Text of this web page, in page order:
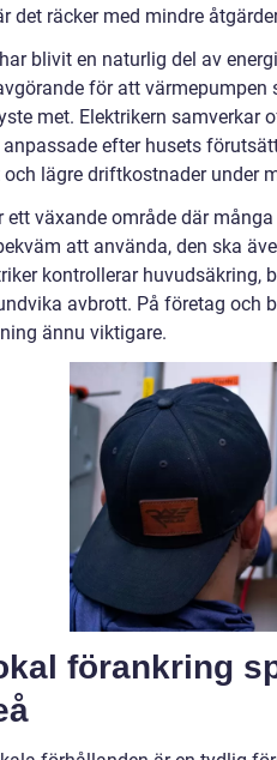
det räcker med mindre
blivit en naturlig del av
för att värmepumpen
met. Elektrikern samverkar
efter husets
lägre driftkostnader under
ett växande område där
att använda, den ska
kontrollerar huvudsäkring,
avbrott. På företag och
ännu viktigare.
förankring